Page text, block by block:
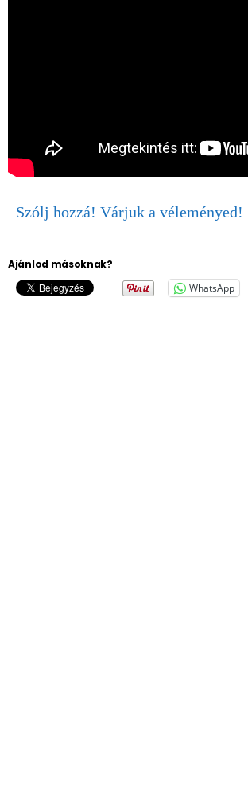
Szólj hozzá! Várjuk a véleményed!
Ajánlod másoknak?
WhatsApp